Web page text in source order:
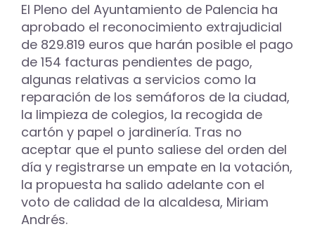
El Pleno del Ayuntamiento de Palencia ha
aprobado el reconocimiento extrajudicial
de 829.819 euros que harán posible el pago
de 154 facturas pendientes de pago,
algunas relativas a servicios como la
reparación de los semáforos de la ciudad,
la limpieza de colegios, la recogida de
cartón y papel o jardinería. Tras no
aceptar que el punto saliese del orden del
día y registrarse un empate en la votación,
la propuesta ha salido adelante con el
voto de calidad de la alcaldesa, Miriam
Andrés.